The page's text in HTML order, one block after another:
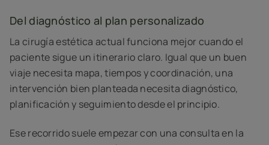
Del diagnóstico al plan personalizado
La cirugía estética actual funciona mejor cuando el
paciente sigue un itinerario claro. Igual que un buen
viaje necesita mapa, tiempos y coordinación, una
intervención bien planteada necesita diagnóstico,
planificación y seguimiento desde el principio.
Ese recorrido suele empezar con una consulta en la